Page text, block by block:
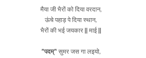
मैया जी भैरों को दिया वरदान,
ऊंचे पहाड़ पे दिया स्थान,
भैरों की भई जयकार || माई ||
"पदम्" सुमर जस गा लइयो,